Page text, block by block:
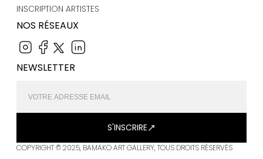
INSCRIPTION ARTISTES
NOS RÉSEAUX
NEWSLETTER
S'INSCRIRE
COPYRIGHT © 2025, BAMAKO ART GALLERY, TOUS DROITS RÉSERVÉS